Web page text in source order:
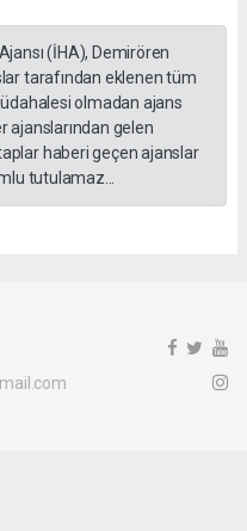
(İHA), Demirören
tarafından eklenen tüm
olmadan ajans
ajanslarından gelen
haberi geçen ajanslar
tutulamaz...